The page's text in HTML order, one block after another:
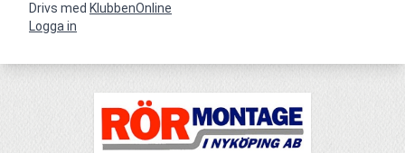
Drivs med KlubbenOnline
Logga in